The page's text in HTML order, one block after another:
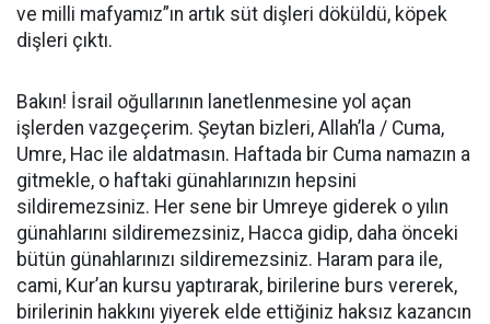
ve milli mafyamız”ın artık süt dişleri döküldü, köpek
dişleri çıktı.
Bakın! İsrail oğullarının lanetlenmesine yol açan
işlerden vazgeçerim. Şeytan bizleri, Allah’la / Cuma,
Umre, Hac ile aldatmasın. Haftada bir Cuma namazın a
gitmekle, o haftaki günahlarınızın hepsini
sildiremezsiniz. Her sene bir Umreye giderek o yılın
günahlarını sildiremezsiniz, Hacca gidip, daha önceki
bütün günahlarınızı sildiremezsiniz. Haram para ile,
cami, Kur’an kursu yaptırarak, birilerine burs vererek,
birilerinin hakkını yiyerek elde ettiğiniz haksız kazancın